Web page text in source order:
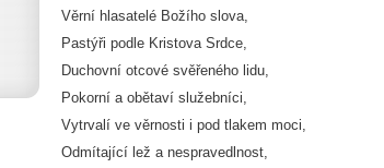
Věrní hlasatelé Božího slova,
Pastýři podle Kristova Srdce,
Duchovní otcové svěřeného lidu,
Pokorní a obětaví služebníci,
Vytrvalí ve věrnosti i pod tlakem moci,
Odmítající lež a nespravedlnost,